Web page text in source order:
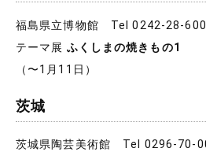
福島県立博物館 Tel 0242-28-
テーマ展 ふくしまの焼きもの1
（〜1月11日）
茨城
茨城県陶芸美術館 Tel 0296-70-